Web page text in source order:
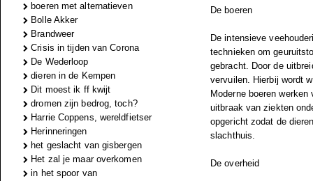
boeren met alternatieven
Bolle Akker
Brandweer
Crisis in tijden van Corona
De Wederloop
dieren in de Kempen
Dit moest ik ff kwijt
dromen zijn bedrog, toch?
Harrie Coppens, wereldfietser
Herinneringen
het geslacht van gisbergen
Het zal je maar overkomen
in het spoor van
De boeren
De intensieve
technieken om
gebracht. Door de
vervuilen. Hierbij wordt
Moderne boeren
uitbraak van ziekten
opgericht zodat de
slachthuis.
De overheid